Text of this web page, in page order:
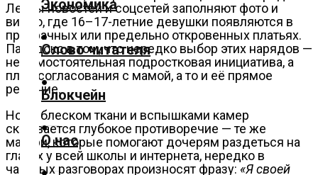
Культура
Технологии
Экономика
Слово
читателя
Экономика
Слово читателя
Блокчейн
О нас
Ленты новостей и соцсетей заполняют фото и
видео, где 16–17-летние девушки появляются в
прозрачных или предельно откровенных платьях.
Парадокс в том, что нередко выбор этих нарядов —
не самостоятельная подростковая инициатива, а
плод согласования с мамой, а то и её прямое
решение.
Но за блеском ткани и вспышками камер
скрывается глубокое противоречие — те же
матери, которые помогают дочерям раздеться на
глазах у всей школы и интернета, нередко в
частных разговорах произносят фразу: «Я своей